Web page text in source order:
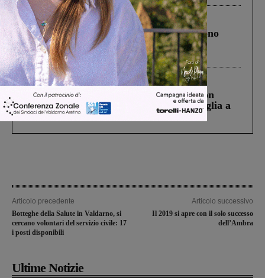
Cronaca 4 Agosto 2026
Un anno fa la strage in A1 in cui morirono
Gianni, Giulia e Franco. Lo schianto, il
processo, lo stop ai sorpassi fra tir....
Cronaca 3 Agosto 2026
Scomparso da una struttura di Castiglion
Fiorentino l’uomo che aveva ucciso la figlia a
Levane nel 2020
Articolo precedente
Botteghe della Salute in Valdarno, si
cercano volontari del servizio civile: 17
i posti disponibili
Articolo successivo
Il 2019 si apre con il solo successo
dell’Ambra
Ultime Notizie